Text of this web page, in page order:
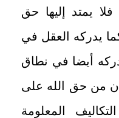
يمتد إليها حق
يدركه العقل في
أيضا في نطاق
أن من حق الله على
المعلومة